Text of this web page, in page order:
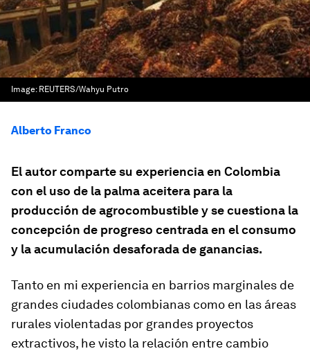
Image: REUTERS/Wahyu Putro
Alberto Franco
El autor comparte su experiencia en Colombia
con el uso de la palma aceitera para la
producción de agrocombustible y se cuestiona la
concepción de progreso centrada en el consumo
y la acumulación desaforada de ganancias.
Tanto en mi experiencia en barrios marginales de
grandes ciudades colombianas como en las áreas
rurales violentadas por grandes proyectos
extractivos, he visto la relación entre cambio